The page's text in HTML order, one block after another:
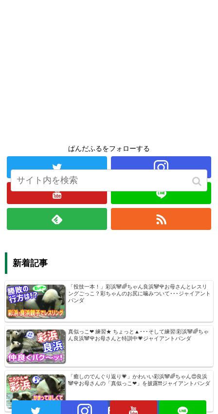
ぱんだふるをフォローする
新着記事
「投技一本！」彩浜🐼🌈ちゃん良浜🐼🌹お母さんとレスリ
ングごっこ？彩ちゃんのお尻に噛みついて･･･ジャイアント
パンダ
真似っこ❤ 練習★ ちょっと▲･･･そして練習❕彩浜🐼🌈ちゃ
ん良浜🐼🌹お母さんと特訓中💗ジャイアントパンダ
「癒しのでんぐり返り💗」かわいい彩浜🐼🌈ちゃん😍良浜
🐼🌹お母さんの「真似っこ❤」を披露❗❗ジャイアントパンダ